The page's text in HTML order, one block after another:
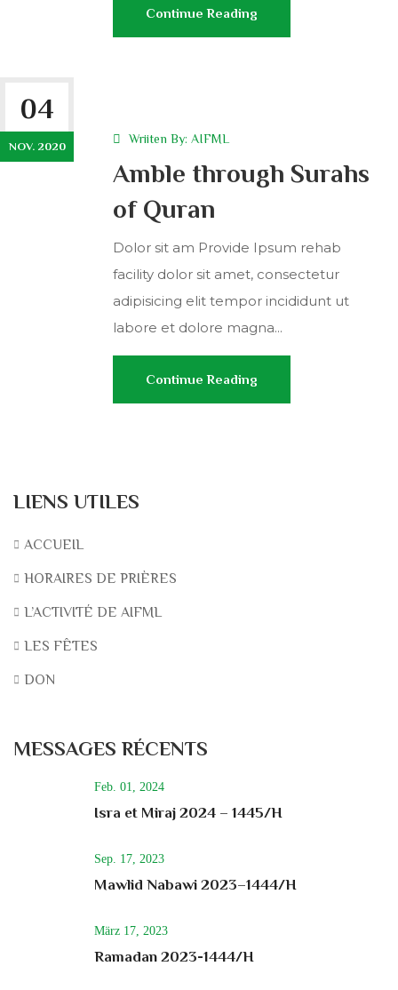
Continue Reading
04
NOV. 2020
Wriiten By: AIFML
Amble through Surahs
of Quran
Dolor sit am Provide Ipsum rehab
facility dolor sit amet, consectetur
adipisicing elit tempor incididunt ut
labore et dolore magna...
Continue Reading
LIENS UTILES
ACCUEIL
HORAIRES DE PRIÈRES
L’ACTIVITÉ DE AIFML
LES FÊTES
DON
MESSAGES RÉCENTS
Feb. 01, 2024
Isra et Miraj 2024 – 1445/H
Sep. 17, 2023
Mawlid Nabawi 2023–1444/H
März 17, 2023
Ramadan 2023-1444/H